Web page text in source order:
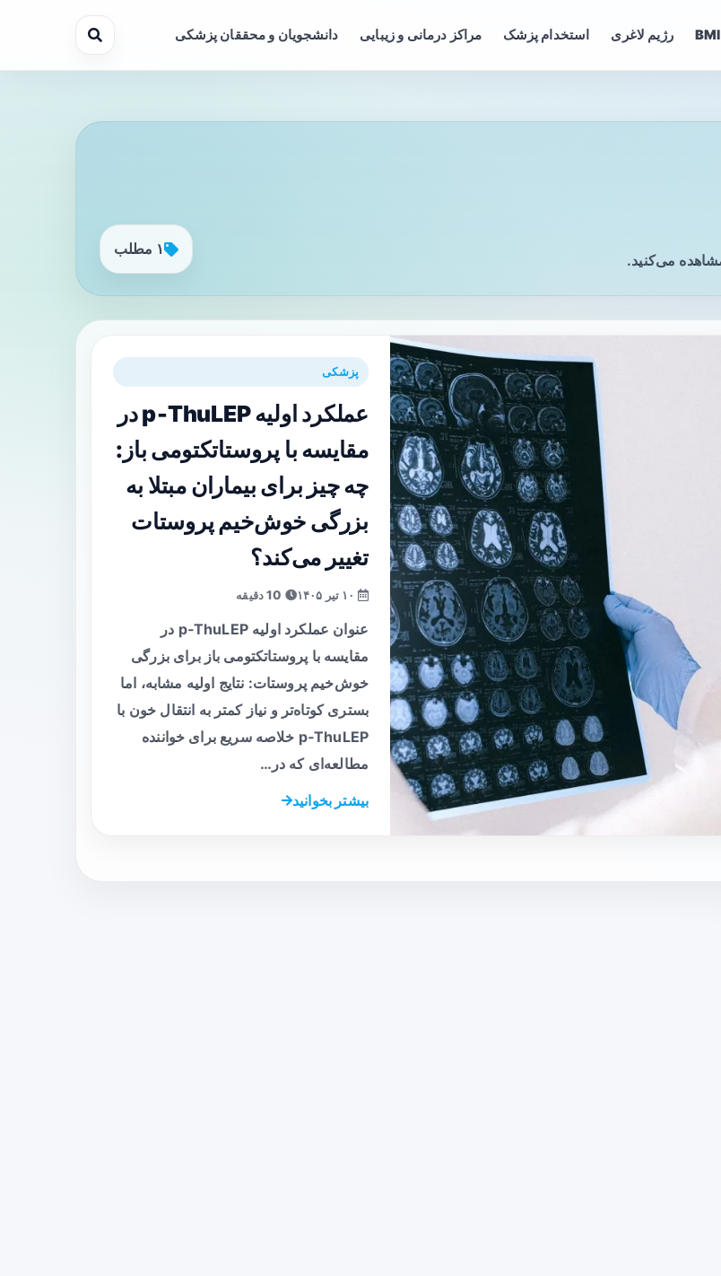
BMI رژیم لاغری استخدام پزشک مراکز درمانی و زیبایی دانشجویان و محققان پزشکی
۱ مطلب
پزشکی
عملکرد اولیه p‑ThuLEP در
مقایسه با پروستاتکتومی باز:
چه چیز برای بیماران مبتلا به
بزرگی خوش‌خیم پروستات
تغییر می‌کند؟
عنوان عملکرد اولیه p‑ThuLEP در
مقایسه با پروستاتکتومی باز برای بزرگی
خوش‌خیم پروستات: نتایج اولیه مشابه، اما
بستری کوتاه‌تر و نیاز کمتر به انتقال خون با
p‑ThuLEP خلاصه سریع برای خواننده
مطالعه‌ای که در…
بیشتر بخوانید